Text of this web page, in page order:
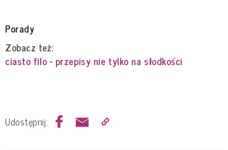
Porady
Zobacz też:
ciasto filo - przepisy nie tylko na słodkości
Udostępnij: